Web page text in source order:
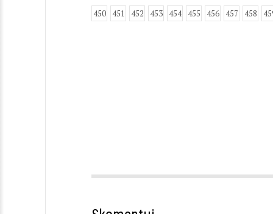
450 451 452 453 454 455 456 457 458